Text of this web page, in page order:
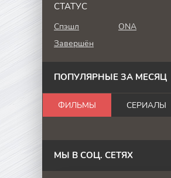
СТАТУС
Спэшл ONA
Завершён
ПОПУЛЯРНЫЕ ЗА МЕСЯЦ
ФИЛЬМЫ СЕРИАЛЫ
МЫ В СОЦ. СЕТЯХ